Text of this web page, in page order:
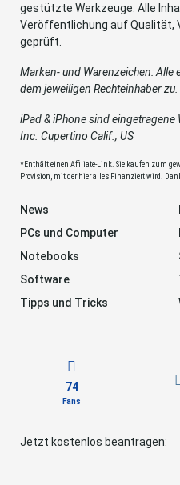
gestützte Werkzeuge. Alle
Veröffentlichung auf Qualität,
geprüft.
Marken- und Warenzeichen: Alle
dem jeweiligen Rechteinhaber
iPad & iPhone sind
Inc. Cupertino Calif., US
*Enthält einen Affiliate-Link. Sie kaufen zum
Provision, mit der hier alles Finanziert wird.
News
PCs und Computer
Notebooks
Software
Tipps und Tricks
74
Fans
Jetzt kostenlos beantragen: